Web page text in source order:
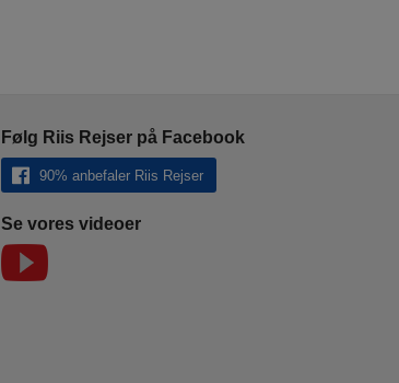
Følg Riis Rejser på Facebook
90% anbefaler Riis Rejser
Se vores videoer